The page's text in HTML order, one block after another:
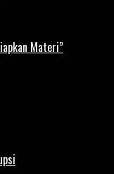
Materi”